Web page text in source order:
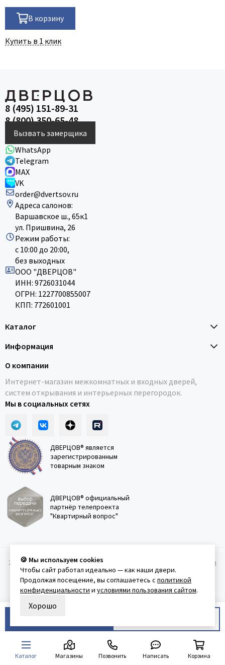
В корзину
Купить в 1 клик
8 (495) 151-89-31
8 (800) 350-65-48
Вызвать замерщика
WhatsApp
Telegram
MAX
VK
order@dvertsov.ru
Адреса салонов:
Варшавское ш., 65к1
ул. Пришвина, 26
Режим работы:
с 10:00 до 20:00,
без выходных
ООО "ДВЕРЦОВ"
ИНН: 9726031044
ОГРН: 1227700855007
КПП: 772601001
Каталог
Информация
О компании
Интернет-магазин межкомнатных и входных дверей,
систем открывания и интерьерных перегородок.
Мы в социальных сетях
ДВЕРЦОВ® является
зарегистрированным
товарным знаком
ДВЕРЦОВ® официальный
партнёр телепроекта
"Квартирный вопрос"
2011-2026 © Дверцов. Карта сайта
Политика
конфеденциальности Условия использования сайта
Каталог Магазины Позвонить Написать Корзина
🍪 Мы используем cookies
Чтобы сайт работал идеально — как наши двери.
Продолжая посещение, вы соглашаетесь с политикой
конфиденциальности и условиями пользования сайтом.
Хорошо